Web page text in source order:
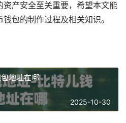
产安全至关重要，希望本文能
包的制作过程及相关知识。
地址在哪
2025-10-30